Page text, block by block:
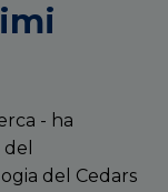
- ha
del Cedars